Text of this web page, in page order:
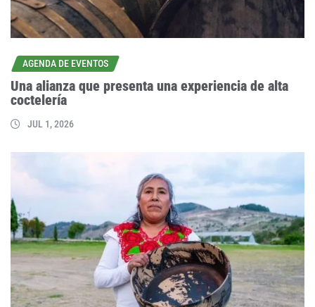
AGENDA DE EVENTOS
Una alianza que presenta una experiencia de alta
coctelería
JUL 1, 2026